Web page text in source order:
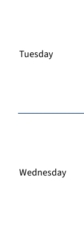
Tuesday
Wednesday